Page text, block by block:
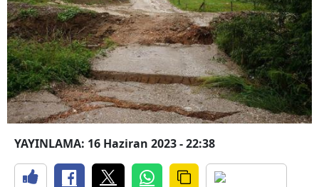
YAYINLAMA: 16 Haziran 2023 - 22:38